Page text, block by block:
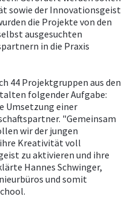
sowie der Innovationsgeist
die Projekte von den
ausgesuchten
in die Praxis
44 Projektgruppen aus den
folgender Aufgabe:
Umsetzung einer
"Gemeinsam
wir der jungen
ihre Kreativität voll
zu aktivieren und ihre
Hannes Schwinger,
und somit